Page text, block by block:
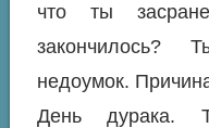
что ты
недоумок.
День дурака.